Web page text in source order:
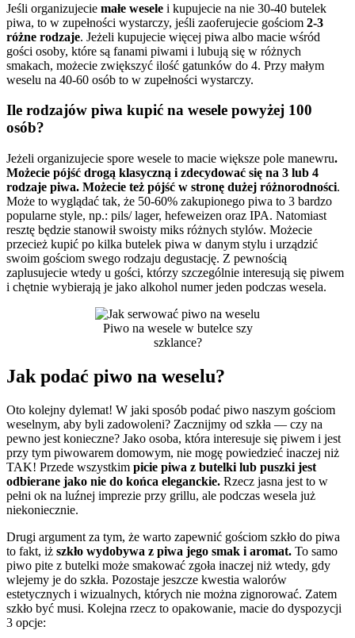
Jeśli organizujecie małe wesele i kupujecie na nie 30-40 butelek
piwa, to w zupełności wystarczy, jeśli zaoferujecie gościom 2-3
różne rodzaje. Jeżeli kupujecie więcej piwa albo macie wśród
gości osoby, które są fanami piwami i lubują się w różnych
smakach, możecie zwiększyć ilość gatunków do 4. Przy małym
weselu na 40-60 osób to w zupełności wystarczy.
Ile rodzajów piwa kupić na wesele powyżej 100
osób?
Jeżeli organizujecie spore wesele to macie większe pole manewru.
Możecie pójść drogą klasyczną i zdecydować się na 3 lub 4
rodzaje piwa. Możecie też pójść w stronę dużej różnorodności.
Może to wyglądać tak, że 50-60% zakupionego piwa to 3 bardzo
popularne style, np.: pils/ lager, hefeweizen oraz IPA. Natomiast
resztę będzie stanowił swoisty miks różnych stylów. Możecie
przecież kupić po kilka butelek piwa w danym stylu i urządzić
swoim gościom swego rodzaju degustację. Z pewnością
zaplusujecie wtedy u gości, którzy szczególnie interesują się piwem
i chętnie wybierają je jako alkohol numer jeden podczas wesela.
Piwo na wesele w butelce szy
szklance?
Jak podać piwo na weselu?
Oto kolejny dylemat! W jaki sposób podać piwo naszym gościom
weselnym, aby byli zadowoleni? Zacznijmy od szkła — czy na
pewno jest konieczne? Jako osoba, która interesuje się piwem i jest
przy tym piwowarem domowym, nie mogę powiedzieć inaczej niż
TAK! Przede wszystkim picie piwa z butelki lub puszki jest
odbierane jako nie do końca eleganckie. Rzecz jasna jest to w
pełni ok na luźnej imprezie przy grillu, ale podczas wesela już
niekoniecznie.
Drugi argument za tym, że warto zapewnić gościom szkło do piwa
to fakt, iż szkło wydobywa z piwa jego smak i aromat. To samo
piwo pite z butelki może smakować zgoła inaczej niż wtedy, gdy
wlejemy je do szkła. Pozostaje jeszcze kwestia walorów
estetycznych i wizualnych, których nie można zignorować. Zatem
szkło być musi. Kolejna rzecz to opakowanie, macie do dyspozycji
3 opcje: